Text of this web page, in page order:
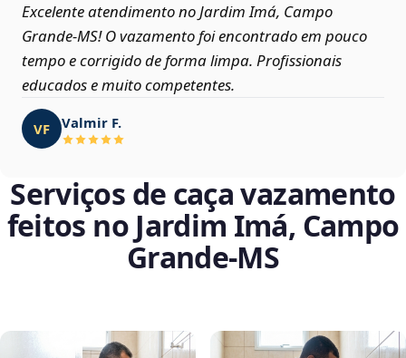
Excelente atendimento no Jardim Imá, Campo
Grande‑MS! O vazamento foi encontrado em pouco
tempo e corrigido de forma limpa. Profissionais
educados e muito competentes.
VF Valmir F.
Serviços de caça vazamento
feitos no Jardim Imá, Campo
Grande‑MS